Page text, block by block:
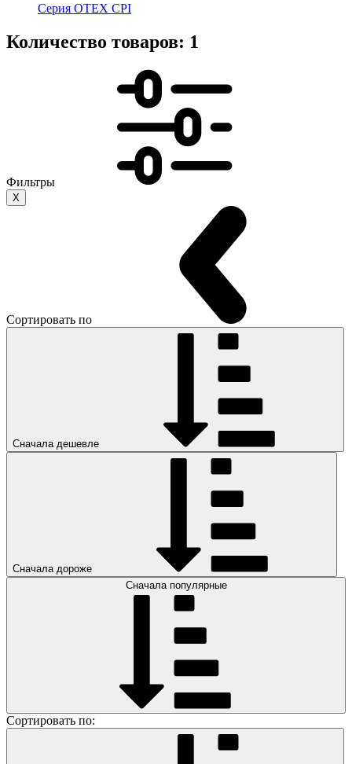
Серия OTEX CPI
Количество товаров: 1
Фильтры
X
Сортировать по
Сначала дешевле
Сначала дороже
Сначала популярные
Сортировать по: